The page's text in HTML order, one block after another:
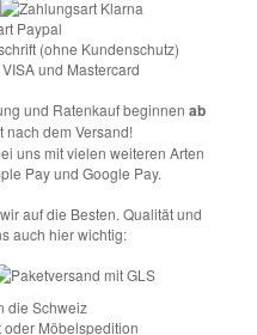
und Ratenkauf beginnen ab
nach dem Versand!
uns mit vielen weiteren Arten
Pay und Google Pay.
auf die Besten. Qualität und
auch hier wichtig: